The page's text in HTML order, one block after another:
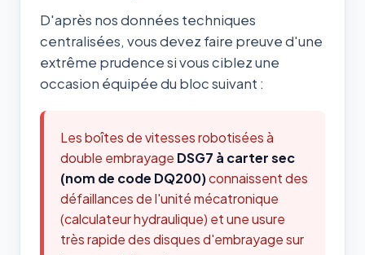
D'après nos données techniques
centralisées, vous devez faire preuve d'une
extrême prudence si vous ciblez une
occasion équipée du bloc suivant :
Les boîtes de vitesses robotisées à
double embrayage DSG7 à carter sec
(nom de code DQ200)connaissent des
défaillances de l'unité mécatronique
(calculateur hydraulique) et une usure
très rapide des disques d'embrayage sur